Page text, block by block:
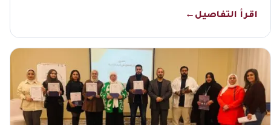
اقرأ التفاصيل ←